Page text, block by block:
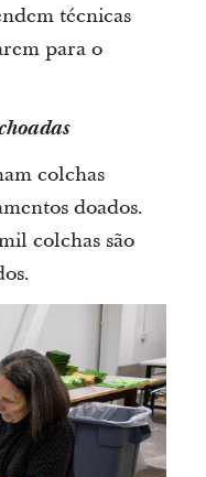
técnicas
para o
colchas
doados.
colchas são